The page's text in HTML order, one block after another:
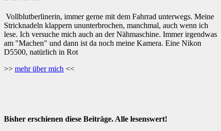
Vollblutberlinerin, immer gerne mit dem Fahrrad unterwegs. Meine
Stricknadeln klappern ununterbrochen, manchmal, auch wenn ich
lese. Ich versuche mich auch an der Nähmaschine. Immer irgendwas
am "Machen" und dann ist da noch meine Kamera. Eine Nikon
D5500, natürlich in Rot
>> mehr über mich <<
Bisher erschienen diese Beiträge. Alle lesenswert!